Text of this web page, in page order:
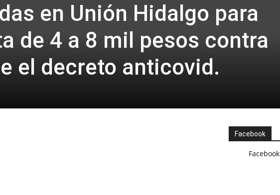
en Unión Hidalgo para
de 4 a 8 mil pesos contra
el decreto anticovid.
Facebook
Facebook